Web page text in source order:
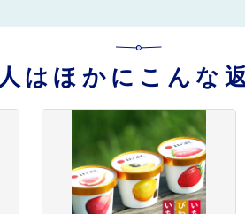
はほかにこんな